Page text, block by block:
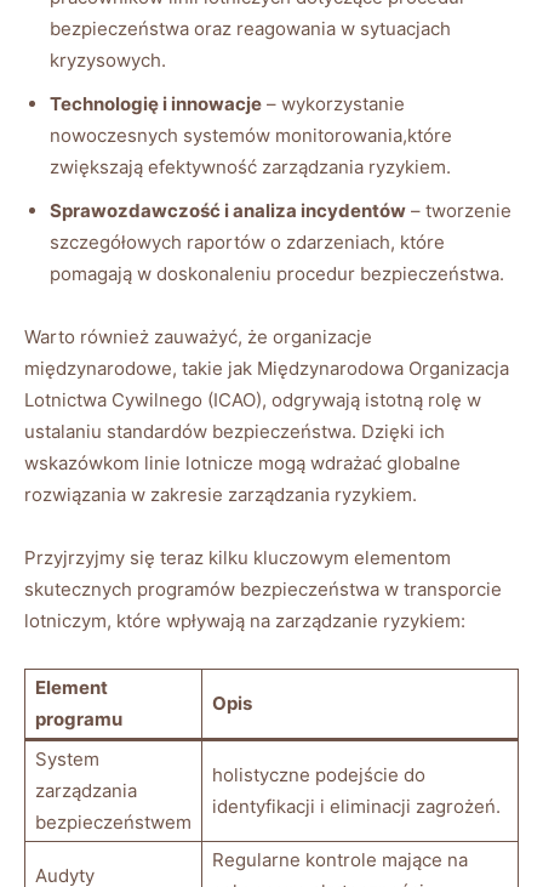
bezpieczeństwa oraz reagowania w sytuacjach ​
kryzysowych.
Technologię i innowacje – wykorzystanie
nowoczesnych systemów ⁢monitorowania,które
zwiększają efektywność zarządzania ryzykiem.
Sprawozdawczość i analiza incydentów – tworzenie
szczegółowych raportów o zdarzeniach, które
pomagają‍ w doskonaleniu procedur bezpieczeństwa.
Warto również⁤ zauważyć, że organizacje
międzynarodowe, takie jak Międzynarodowa Organizacja
⁢Lotnictwa Cywilnego (ICAO), odgrywają istotną rolę w
ustalaniu standardów bezpieczeństwa. Dzięki ich
wskazówkom ‍linie lotnicze mogą wdrażać globalne
rozwiązania w zakresie zarządzania‍ ryzykiem.
Przyjrzyjmy się teraz ​kilku kluczowym ‌elementom
skutecznych programów bezpieczeństwa w transporcie
lotniczym, które wpływają na zarządzanie ryzykiem:
Element
programu
Opis
System
zarządzania
bezpieczeństwem
holistyczne podejście do
identyfikacji i eliminacji zagrożeń.
Audyty
Regularne kontrole mające na